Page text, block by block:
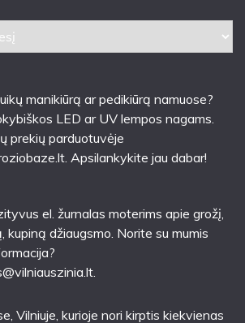
manikiūrą ar pedikiūrą namuose?
LED ar UV lempos nagams.
prekių parduotuvėje
. Apsilankykite jau dabar!
el. žurnalas moterims apie grožį,
kupiną džiaugsmo. Norite su mumis
, Vilniuje, kurioje nori kirptis kiekvienas